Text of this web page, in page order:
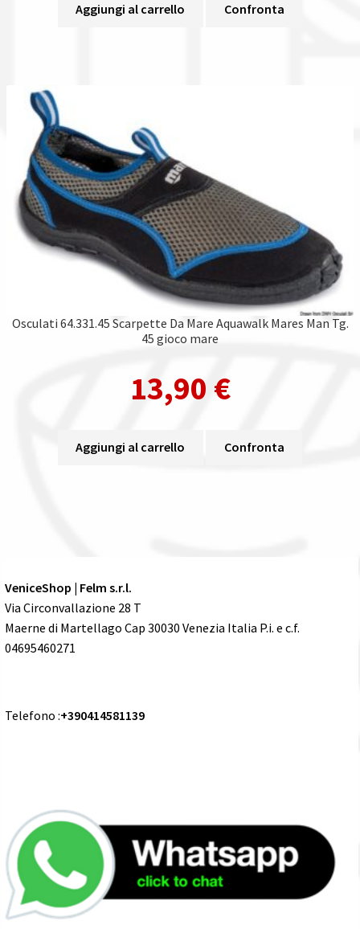
Aggiungi al carrello Confronta
Osculati 64.331.45 Scarpette Da Mare Aquawalk Mares Man Tg.
45 gioco mare
13,90 €
Aggiungi al carrello Confronta
VeniceShop | Felm s.r.l.
Via Circonvallazione 28 T
Maerne di Martellago Cap 30030 Venezia Italia P.i. e c.f.
04695460271
Telefono :+390414581139